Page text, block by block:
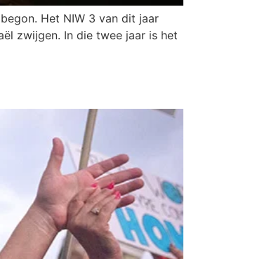
Het NIW 3 van dit jaar
zwijgen. In die twee jaar is het